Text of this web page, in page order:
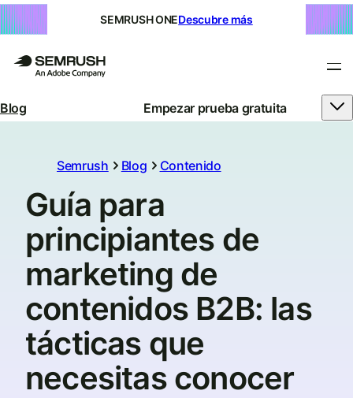
SEMRUSH ONEDescubre más
Blog Empezar prueba gratuita
Semrush Blog Contenido
Guía para
principiantes de
marketing de
contenidos B2B: las
tácticas que
necesitas conocer